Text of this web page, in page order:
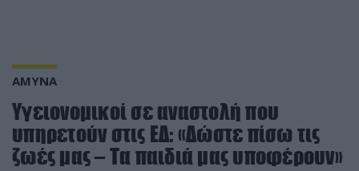
ΑΜΥΝΑ
Υγειονομικοί σε αναστολή που
υπηρετούν στις ΕΔ: «Δώστε πίσω τις
ζωές μας – Τα παιδιά μας υποφέρουν»